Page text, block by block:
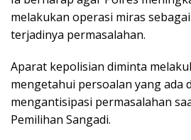
melakukan operasi miras
terjadinya permasalahan.
Aparat kepolisian diminta
mengetahui persoalan yang ada
mengantisipasi permasalahan
Pemilihan Sangadi.